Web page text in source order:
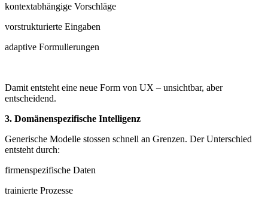
kontextabhängige Vorschläge
vorstrukturierte Eingaben
adaptive Formulierungen
Damit entsteht eine neue Form von UX – unsichtbar, aber
entscheidend.
3. Domänenspezifische Intelligenz
Generische Modelle stossen schnell an Grenzen. Der Unterschied
entsteht durch:
firmenspezifische Daten
trainierte Prozesse